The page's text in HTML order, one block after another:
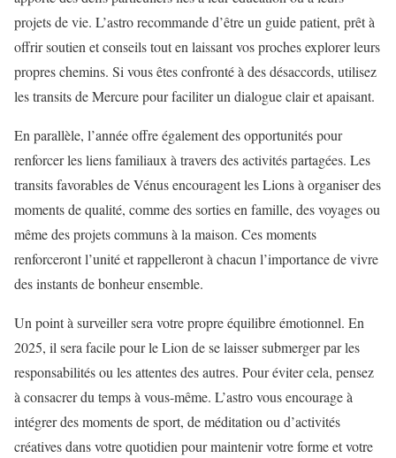
projets de vie. L’astro recommande d’être un guide patient, prêt à
offrir soutien et conseils tout en laissant vos proches explorer leurs
propres chemins. Si vous êtes confronté à des désaccords, utilisez
les transits de Mercure pour faciliter un dialogue clair et apaisant.
En parallèle, l’année offre également des opportunités pour
renforcer les liens familiaux à travers des activités partagées. Les
transits favorables de Vénus encouragent les Lions à organiser des
moments de qualité, comme des sorties en famille, des voyages ou
même des projets communs à la maison. Ces moments
renforceront l’unité et rappelleront à chacun l’importance de vivre
des instants de bonheur ensemble.
Un point à surveiller sera votre propre équilibre émotionnel. En
2025, il sera facile pour le Lion de se laisser submerger par les
responsabilités ou les attentes des autres. Pour éviter cela, pensez
à consacrer du temps à vous-même. L’astro vous encourage à
intégrer des moments de sport, de méditation ou d’activités
créatives dans votre quotidien pour maintenir votre forme et votre